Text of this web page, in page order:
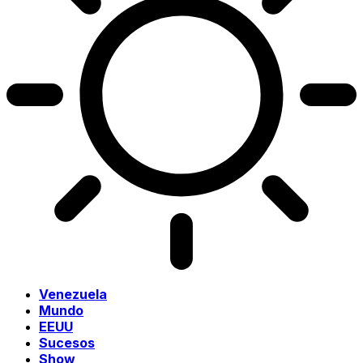
Venezuela
Mundo
EEUU
Sucesos
Show